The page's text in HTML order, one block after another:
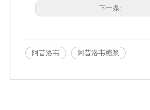
下一条:
阿昔洛韦 阿昔洛韦糖浆